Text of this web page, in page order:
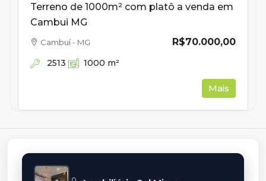
Terreno de 1000m² com platô a venda em
Cambui MG
R$70.000,00
Cambuí - MG
2513 1000 m²
Mais